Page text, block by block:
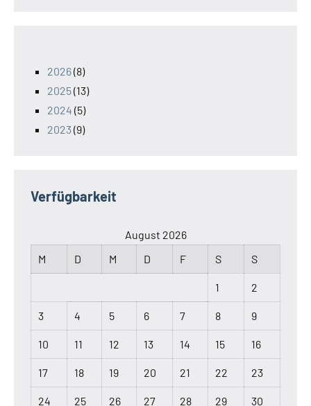
2026(8)
2025(13)
2024 (5)
2023(9)
Verfügbarkeit
August 2026
M
D M D F S S
1 2
3 4 5 6 7 8 9
10 11 12 13 14 15 16
17 18 19 20 21 22 23
24 25 26 27 28 29 30